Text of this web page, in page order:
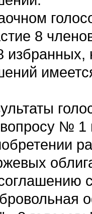
8
избранных,
№ 1